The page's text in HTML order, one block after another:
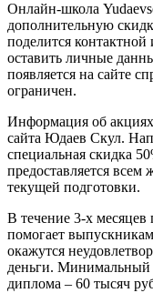
Онлайн-школа
дополнительную
поделится
оставить личные
появляется на сайте
ограничен.
Информация об
сайта Юдаев Скул.
специальная скидка
предоставляется
текущей подготовки.
В течение 3-х месяцев
помогает
окажутся
деньги. Минимальный
диплома – 60 тысяч